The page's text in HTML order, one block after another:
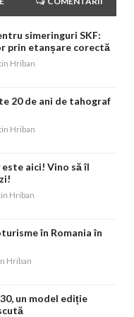
simeringuri SKF:
prin etanșare corectă
Hriban
20 de ani de tahograf
Hriban
aici! Vino să îl
Hriban
în Romania în
Hriban
un model ediție